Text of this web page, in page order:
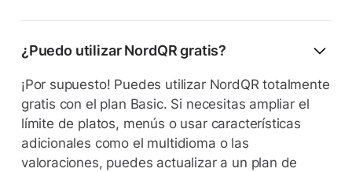
¿Puedo utilizar NordQR gratis?
¡Por supuesto! Puedes utilizar NordQR totalmente
gratis con el plan Basic. Si necesitas ampliar el
límite de platos, menús o usar características
adicionales como el multidioma o las
valoraciones, puedes actualizar a un plan de